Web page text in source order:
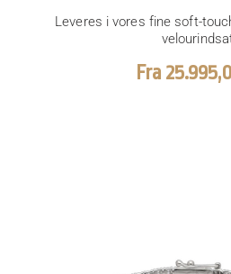
Leveres i vores fine soft-
Fra